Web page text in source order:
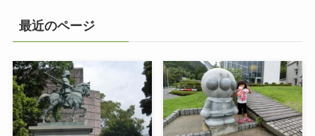
最近のページ